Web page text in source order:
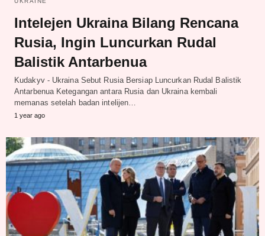
Intelejen Ukraina Bilang Rencana
Rusia, Ingin Luncurkan Rudal
Balistik Antarbenua
Kudakyv - Ukraina Sebut Rusia Bersiap Luncurkan Rudal Balistik
Antarbenua Ketegangan antara Rusia dan Ukraina kembali
memanas setelah badan intelijen…
1 year ago